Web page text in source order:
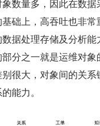
数量多，因此在数据
础上，高吞吐也非常
据处理存储及分析能
分之一就是运维对
很大，对象间的关
能力。